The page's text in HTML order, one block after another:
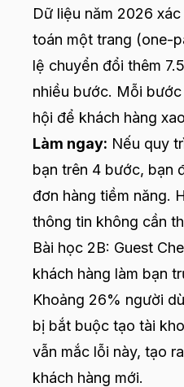
Dữ liệu năm 2026
toán một trang (one-
lệ chuyển đổi thêm
nhiều bước. Mỗi
hội để khách hàng
Làm ngay: Nếu quy
bạn trên 4 bước, bạn
đơn hàng tiềm năng.
thông tin không cần
Bài học 2B: Guest
khách hàng làm bạn
Khoảng 26% người
bị bắt buộc tạo tài
vẫn mắc lỗi này, tạo
khách hàng mới.